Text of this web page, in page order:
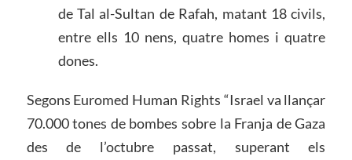
de Tal al-Sultan de Rafah, matant 18 civils,
entre ells 10 nens, quatre homes i quatre
dones.
Segons Euromed Human Rights “Israel va llançar
70.000 tones de bombes sobre la Franja de Gaza
des de l’octubre passat, superant els